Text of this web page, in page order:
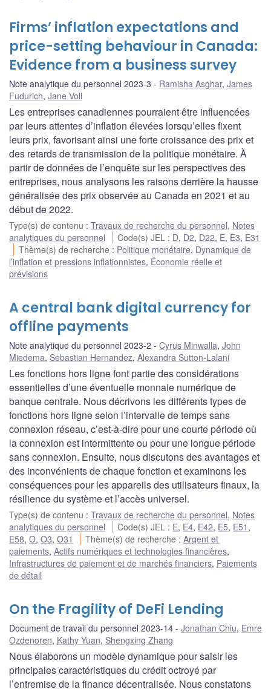
Firms’ inflation expectations and
price-setting behaviour in Canada:
Evidence from a business survey
Note analytique du personnel 2023-3 Ramisha Asghar, James
Fudurich, Jane Voll
Les entreprises canadiennes pourraient être influencées
par leurs attentes d’inflation élevées lorsqu’elles fixent
leurs prix, favorisant ainsi une forte croissance des prix et
des retards de transmission de la politique monétaire. À
partir de données de l’enquête sur les perspectives des
entreprises, nous analysons les raisons derrière la hausse
généralisée des prix observée au Canada en 2021 et au
début de 2022.
Type(s) de contenu : Travaux de recherche du personnel, Notes
analytiques du personnel
Code(s) JEL : D, D2, D22, E, E3, E31
Thème(s) de recherche : Politique monétaire, Dynamique de
l’inflation et pressions inflationnistes, Économie réelle et
prévisions
A central bank digital currency for
offline payments
Note analytique du personnel 2023-2 Cyrus Minwalla, John
Miedema, Sebastian Hernandez, Alexandra Sutton-Lalani
Les fonctions hors ligne font partie des considérations
essentielles d’une éventuelle monnaie numérique de
banque centrale. Nous décrivons les différents types de
fonctions hors ligne selon l’intervalle de temps sans
connexion réseau, c’est-à-dire pour une courte période où
la connexion est intermittente ou pour une longue période
sans connexion. Ensuite, nous discutons des avantages et
des inconvénients de chaque fonction et examinons les
conséquences pour les appareils des utilisateurs finaux, la
résilience du système et l’accès universel.
Type(s) de contenu : Travaux de recherche du personnel, Notes
analytiques du personnel
Code(s) JEL : E, E4, E42, E5, E51 ,
E58, O, O3, O31 Thème(s) de recherche :Argent et
paiements, Actifs numériques et technologies financières,
Infrastructures de paiement et de marchés financiers, Paiements
de détail
On the Fragility of DeFi Lending
Document de travail du personnel 2023-14 Jonathan Chiu, Emre
Ozdenoren, Kathy Yuan, Shengxing Zhang
Nous élaborons un modèle dynamique pour saisir les
principales caractéristiques du crédit octroyé par
l’entremise de la finance décentralisée. Nous constatons